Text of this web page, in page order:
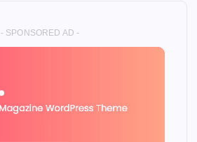
- SPONSORED AD -